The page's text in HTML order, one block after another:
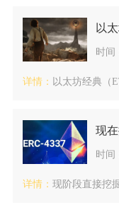
以
时间
详情： 以太坊经典（ETC
现
时间
详情： 现阶段直接挖掘以